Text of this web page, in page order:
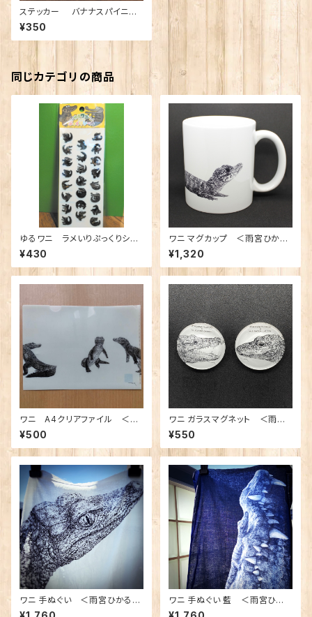
ステッカー バナナスパイニー
テールイグアナ
¥350
同じカテゴリの商品
ゆるワニ ラメいりぷっくりシー
ル
¥430
ワニ マグカップ ＜雨宮ひかる
さんデザイン＞
¥1,320
ワニ A4クリアファイル ＜雨
宮ひかるさんデザイン＞
¥500
ワニ ガラスマグネット ＜雨宮
ひかるさんデザイン＞
¥550
ワニ 手ぬぐい ＜雨宮ひかるさ
んデザイン＞
ワニ 手ぬぐい 藍 ＜雨宮ひか
るさんデザイン＞